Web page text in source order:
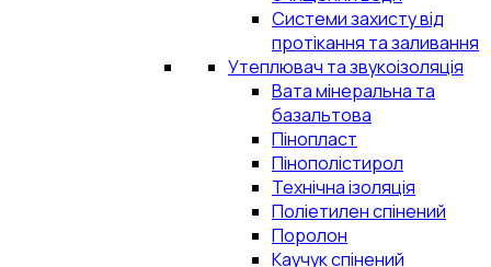
Системи захисту від
протікання та заливання
Утеплювач та звукоізоляція
Вата мінеральна та
базальтова
Пінопласт
Пінополістирол
Технічна ізоляція
Поліетилен спінений
Поролон
Каучук спінений